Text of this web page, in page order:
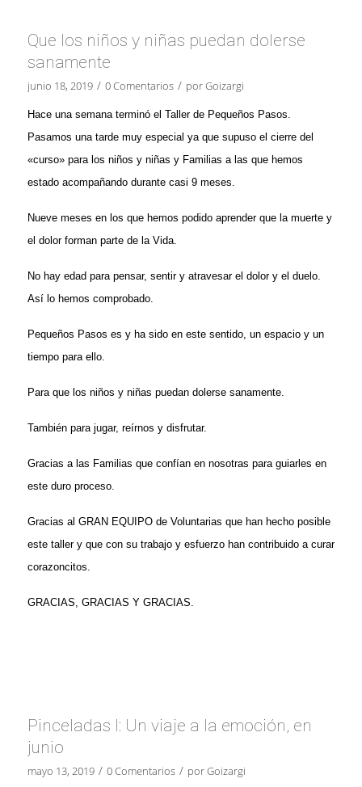
Que los niños y niñas puedan dolerse
sanamente
junio 18, 2019 / 0 Comentarios / porGoizargi
Hace una semana terminó el Taller de Pequeños Pasos.
Pasamos una tarde muy especial ya que supuso el cierre del
«curso» para los niños y niñas y Familias a las que hemos
estado acompañando durante casi 9 meses.
Nueve meses en los que hemos podido aprender que la muerte y
el dolor forman parte de la Vida.
No hay edad para pensar, sentir y atravesar el dolor y el duelo.
Así lo hemos comprobado.
Pequeños Pasos es y ha sido en este sentido, un espacio y un
tiempo para ello.
Para que los niños y niñas puedan dolerse sanamente.
También para jugar, reírnos y disfrutar.
Gracias a las Familias que confían en nosotras para guiarles en
este duro proceso.
Gracias al GRAN EQUIPO de Voluntarias que han hecho posible
este taller y que con su trabajo y esfuerzo han contribuido a curar
corazoncitos.
GRACIAS, GRACIAS Y GRACIAS.
Pinceladas I: Un viaje a la emoción, en
junio
mayo 13, 2019 / 0 Comentarios / porGoizargi